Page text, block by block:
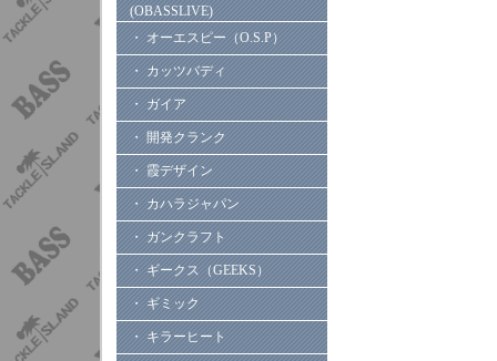
(OBASSLIVE)
・ オーエスピー（O.S.P）
・ カッツバディ
・ ガイア
・ 開発クランク
・ 霞デザイン
・ カハラジャパン
・ ガンクラフト
・ ギークス（GEEKS）
・ ギミック
・ キラーヒート